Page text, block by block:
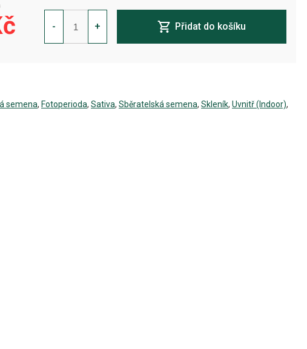
-
Durban
Poison
Feminizovaná
množství
+ Přidat do košíku
semena, Fotoperioda, Sativa, Sběratelská semena, Skleník, Uvnitř (Indoor),